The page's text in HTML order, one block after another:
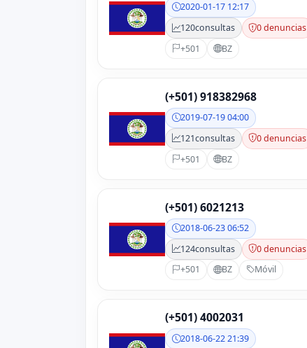
2020-01-17 12:17
120consultas
0 denuncias
+501
BZ
(+501) 918382968
2019-07-19 04:00
121consultas
0 denuncias
+501
BZ
(+501) 6021213
2018-06-23 06:52
124consultas
0 denuncias
+501
BZ Móvil
(+501) 4002031
2018-06-22 21:39